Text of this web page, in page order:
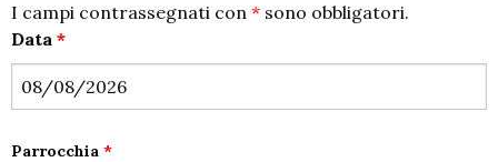
I campi contrassegnati con * sono obbligatori.
Data *
Parrocchia *